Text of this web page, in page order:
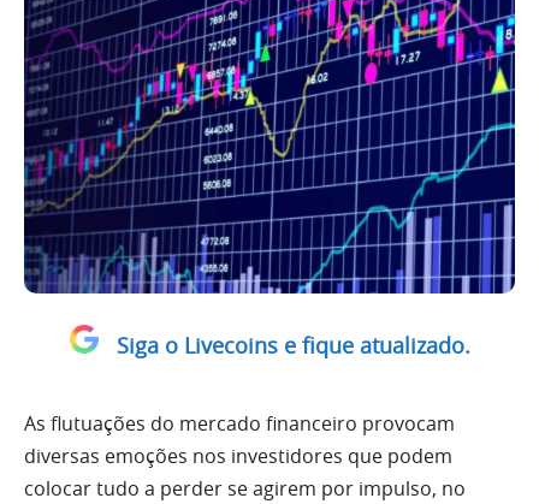
Siga o Livecoins e fique atualizado.
As flutuações do mercado financeiro provocam
diversas emoções nos investidores que podem
colocar tudo a perder se agirem por impulso, no